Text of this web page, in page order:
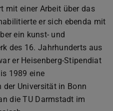
mit einer Arbeit über das
er sich ebenda mit
ein kunst- und
des 16. Jahrhunderts aus
er Heisenberg-Stipendiat
1989 eine
Universität in Bonn
die TU Darmstadt im